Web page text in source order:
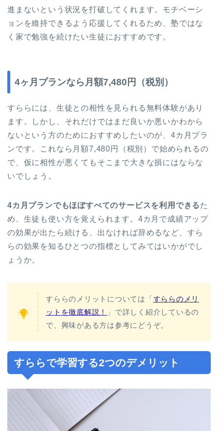
進まないという状況を打破してくれます。モチベーシ
ョンを維持できるよう応援してくれるため、塾ではな
く家で勉強を続けたい生徒におすすめです。
4ヶ月プランなら月額7,480円（税別）
すららには、生徒との相性を見られる無料体験があり
ます。しかし、それだけではまだ良いか悪いかわから
ないという方のためにおすすめしたいのが、4カ月プラ
ンです。これなら月額7,480円（税別）で始められるの
で、仮に相性が悪くてもそこまで大きな損にはならな
いでしょう。
4カ月プランでもほぼすべてのサービスを利用できるた
め、生徒も使い方を覚えられます。4カ月で成績アップ
の効果が出たら続ける、出なければ辞めるなど、すら
らの効果を知るひとつの指標としてみてはいかがでし
ょうか。
すららのメリットについては「すららのメリ
ットを徹底解説！
」で詳しく紹介しているの
で、興味がある方は参考にどうぞ。
すららで学習する2つのデメリット